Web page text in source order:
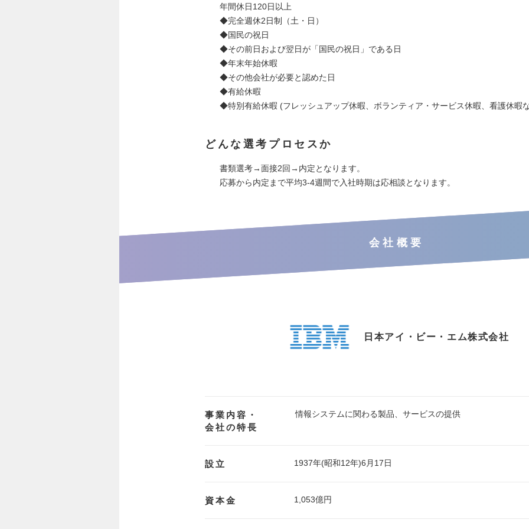
年間休日120日以上
◆完全週休2日制（土・日）
◆国民の祝日
◆その前日および翌日が「国民の祝日」である日
◆年末年始休暇
◆その他会社が必要と認めた日
◆有給休暇
◆特別有給休暇 (フレッシュアップ休暇、ボランティア・サービス休暇、看護休暇
どんな選考プロセスか
書類選考→面接2回→内定となります。
応募から内定まで平均3-4週間で入社時期は応相談となります。
会社概要
日本アイ・ビー・エム株式会社
事業内容・
会社の特長
情報システムに関わる製品、サービスの提供
設立 1937年(昭和12年)6月17日
資本金 1,053億円